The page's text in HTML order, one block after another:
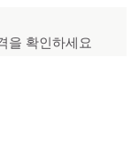
을 확인하세요